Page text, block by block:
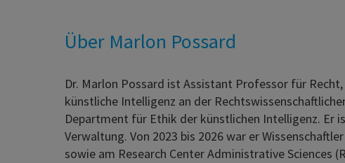
Über Marlon Possard
Dr. Marlon Possard ist Assistant Professor für
künstliche Intelligenz an der
Department für Ethik der künstlichen Intelligenz. Er
Verwaltung. Von 2023 bis 2026 war er
sowie am Research Center Administrative Sciences